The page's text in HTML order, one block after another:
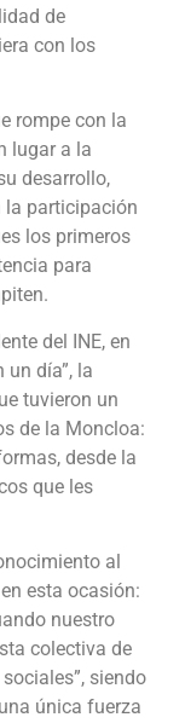
de
con los
rompe con la
lugar a la
desarrollo,
la participación
los primeros
para
del INE, en
día”, la
tuvieron un
de la Moncloa:
desde la
que les
al
esta ocasión:
nuestro
colectiva de
siendo
única fuerza